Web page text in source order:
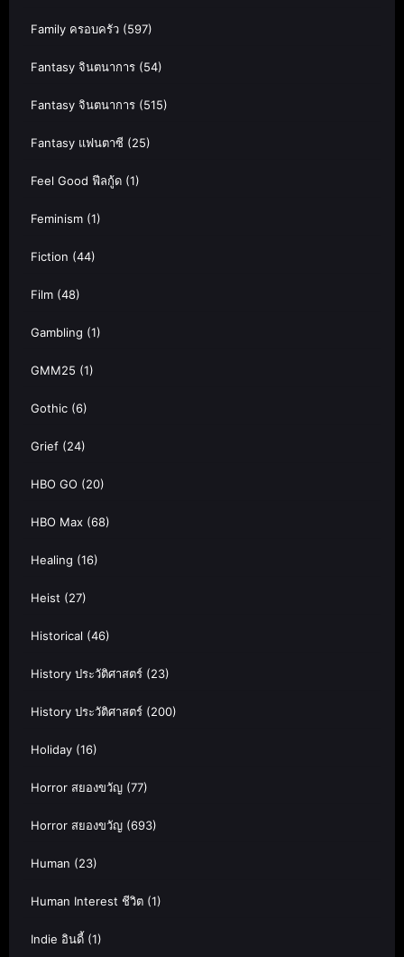
Family ครอบครัว (597)
Fantasy จินตนาการ (54)
Fantasy จินตนาการ (515)
Fantasy แฟนตาซี (25)
Feel Good ฟีลกู้ด (1)
Feminism (1)
Fiction (44)
Film (48)
Gambling (1)
GMM25 (1)
Gothic (6)
Grief (24)
HBO GO (20)
HBO Max (68)
Healing (16)
Heist (27)
Historical (46)
History ประวัติศาสตร์ (23)
History ประวัติศาสตร์ (200)
Holiday (16)
Horror สยองขวัญ (77)
Horror สยองขวัญ (693)
Human (23)
Human Interest ชีวิต (1)
Indie อินดี้ (1)